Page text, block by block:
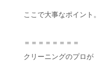
ここで大事なポイント。
＝＝＝＝＝＝＝＝
クリーニングのプロが